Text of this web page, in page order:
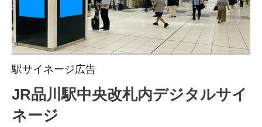
駅サイネージ広告
JR品川駅中央改札内デジタルサイ
ネージ